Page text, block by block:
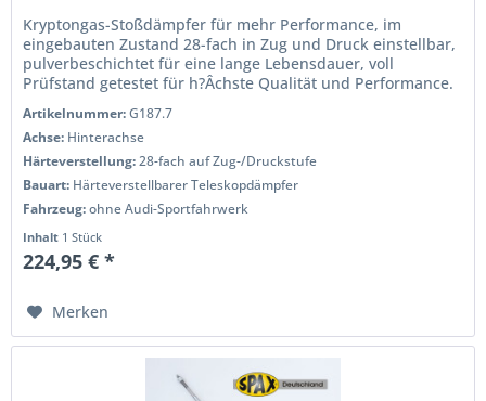
Kryptongas-Stoßdämpfer für mehr Performance, im
eingebauten Zustand 28-fach in Zug und Druck einstellbar,
pulverbeschichtet für eine lange Lebensdauer, voll
Prüfstand getestet für h?Âchste Qualität und Performance.
Artikelnummer:G187.7
Achse: Hinterachse
Härteverstellung:28-fach auf Zug-/Druckstufe
Bauart: Härteverstellbarer Teleskopdämpfer
Fahrzeug:ohne Audi-Sportfahrwerk
Inhalt 1 Stück
224,95 € *
Merken